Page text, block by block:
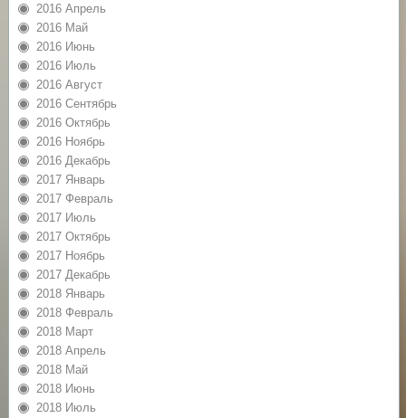
2016 Апрель
2016 Май
2016 Июнь
2016 Июль
2016 Август
2016 Сентябрь
2016 Октябрь
2016 Ноябрь
2016 Декабрь
2017 Январь
2017 Февраль
2017 Июль
2017 Октябрь
2017 Ноябрь
2017 Декабрь
2018 Январь
2018 Февраль
2018 Март
2018 Апрель
2018 Май
2018 Июнь
2018 Июль